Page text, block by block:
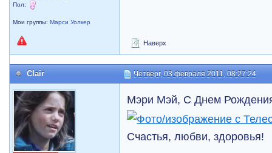
Пол:
Мои группы:Марси Уолкер
Наверх
Clair Четверг, 03 февраля 2011, 08:27:24
Мэри Мэй, C Днем
Счастья, любви, здоровья!